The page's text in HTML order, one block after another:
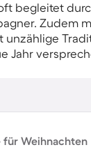
begleitet
Zudem
unzählige
Jahr
für Weihnachten